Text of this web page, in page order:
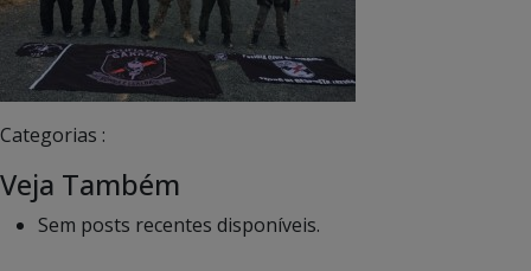
Categorias :
Veja Também
Sem posts recentes disponíveis.